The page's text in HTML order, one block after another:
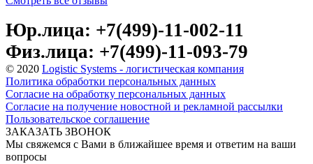
Юр.лица: +7(499)-11-002-11
Физ.лица: +7(499)-11-093-79
© 2020 Logistic Systems - логистическая компания
Политика обработки персональных данных
Согласие на обработку персональных данных
Согласие на получение новостной и рекламной рассылки
Пользовательское соглашение
ЗАКАЗАТЬ ЗВОНОК
Мы свяжемся с Вами в ближайшее время и ответим на ваши
вопросы